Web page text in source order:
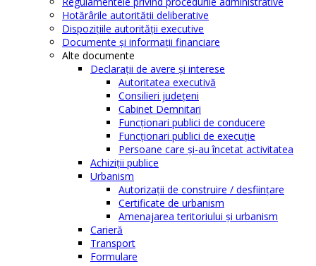
Hotărârile autorităţii deliberative
Dispoziţiile autorităţii executive
Documente şi informaţii financiare
Alte documente
Declaraţii de avere şi interese
Autoritatea executivă
Consilieri judeţeni
Cabinet Demnitari
Funcţionari publici de conducere
Funcționari publici de execuție
Persoane care şi-au încetat activitatea
Achiziţii publice
Urbanism
Autorizații de construire / desființare
Certificate de urbanism
Amenajarea teritoriului şi urbanism
Carieră
Transport
Formulare